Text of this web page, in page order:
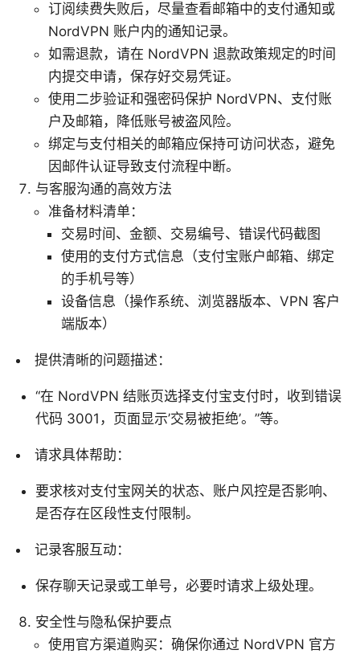
订阅续费失败后，尽量查看邮箱中的支付通知或
NordVPN 账户内的通知记录。
如需退款，请在 NordVPN 退款政策规定的时间
内提交申请，保存好交易凭证。
使用二步验证和强密码保护 NordVPN、支付账
户及邮箱，降低账号被盗风险。
绑定与支付相关的邮箱应保持可访问状态，避免
因邮件认证导致支付流程中断。
与客服沟通的高效方法
准备材料清单：
交易时间、金额、交易编号、错误代码截图
使用的支付方式信息（支付宝账户邮箱、绑定
的手机号等）
设备信息（操作系统、浏览器版本、VPN 客户
端版本）
提供清晰的问题描述：
“在 NordVPN 结账页选择支付宝支付时，收到错误
代码 3001，页面显示’交易被拒绝’。”等。
请求具体帮助：
要求核对支付宝网关的状态、账户风控是否影响、
是否存在区段性支付限制。
记录客服互动：
保存聊天记录或工单号，必要时请求上级处理。
安全性与隐私保护要点
使用官方渠道购买：确保你通过 NordVPN 官方